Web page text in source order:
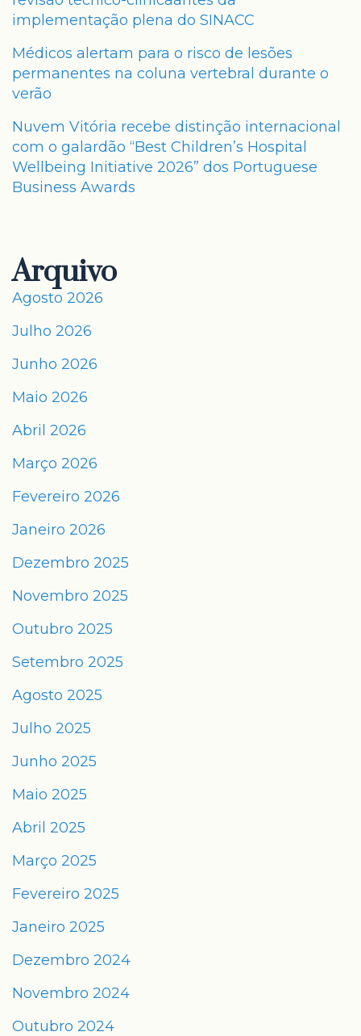
implementação plena do SINACC
Médicos alertam para o risco de lesões
permanentes na coluna vertebral durante o
verão
Nuvem Vitória recebe distinção internacional
com o galardão “Best Children’s Hospital
Wellbeing Initiative 2026” dos Portuguese
Business Awards
Arquivo
Agosto 2026
Julho 2026
Junho 2026
Maio 2026
Abril 2026
Março 2026
Fevereiro 2026
Janeiro 2026
Dezembro 2025
Novembro 2025
Outubro 2025
Setembro 2025
Agosto 2025
Julho 2025
Junho 2025
Maio 2025
Abril 2025
Março 2025
Fevereiro 2025
Janeiro 2025
Dezembro 2024
Novembro 2024
Outubro 2024